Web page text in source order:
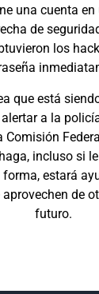
una cuenta
de
los
que está
a la
Comisión
incluso si
forma, estará
de
futuro.